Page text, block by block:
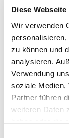
Diese
Wir verwenden
zu können und
analysieren.
Verwendung
soziale Medien,
Partner führen
weiteren Daten
Auswirkungen
Teilnehmenden
Unternehmens
durch